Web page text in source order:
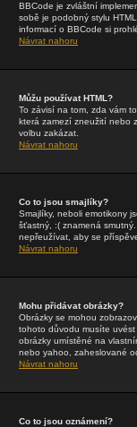
BBCode je zvláštní
sobě je podobný stylu
informací o BBCode si
Návrat nahoru
Můžu používat HTML?
To závisí na tom, zda vám
která zamezí zneužití nebo
volbu zakázat.
Návrat nahoru
Co to jsou smajlíky?
Smajlíky, neboli emotikony
šťastný, :( znamená
nepřeužívat, aby se
Návrat nahoru
Mohu přidávat obrázky?
Obrázky se mohou
tohoto důvodu musíte
obrázky umístěné na
nebo yahoo, zaheslované
Návrat nahoru
Co to jsou oznámení?